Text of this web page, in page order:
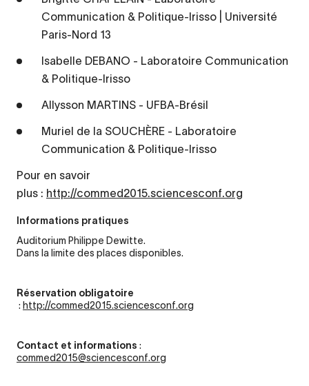
Communication & Politique-Irisso | Université
Paris-Nord 13
Isabelle DEBANO - Laboratoire Communication
& Politique-Irisso
Allysson MARTINS - UFBA-Brésil
Muriel de la SOUCHÈRE - Laboratoire
Communication & Politique-Irisso
Pour en savoir
plus : http://commed2015.sciencesconf.org
Informations pratiques
Auditorium Philippe Dewitte.
Dans la limite des places disponibles.
Réservation obligatoire
: http://commed2015.sciencesconf.org
Contact et informations :
commed2015@sciencesconf.org